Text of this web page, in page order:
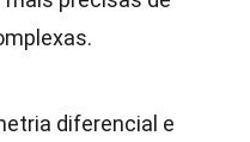
diferencial e